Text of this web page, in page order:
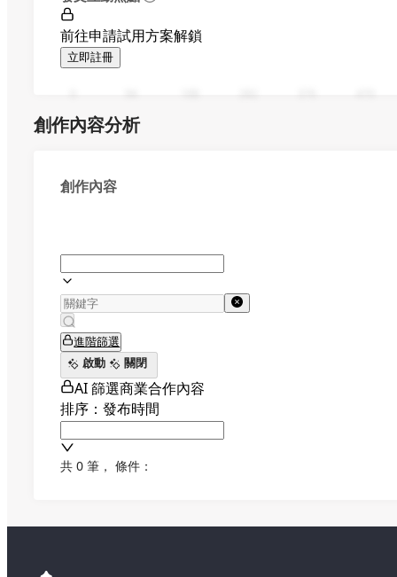
前往申請試用方案解鎖
立即註冊
創作內容分析
創作內容
進階篩選
啟動
關閉
AI 篩選商業合作內容
排序：發布時間
共 0 筆 ， 條件：